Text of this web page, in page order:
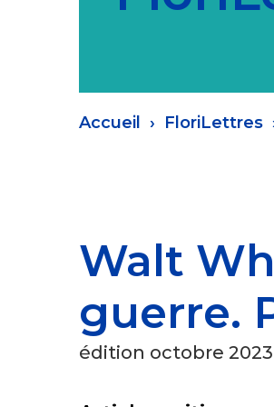
Fil
Accueil FloriLettres
Walt
guerre.
édition octobre 2023